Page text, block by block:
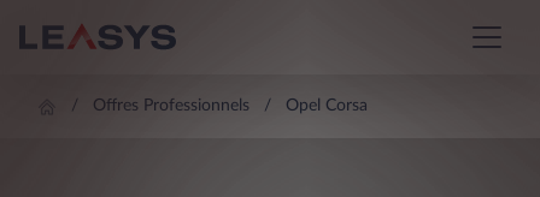
Offres Professionnels Opel Corsa